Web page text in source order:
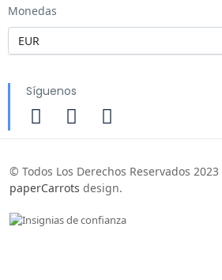
Monedas
Síguenos
© Todos Los Derechos Reservados
paperCarrots design.